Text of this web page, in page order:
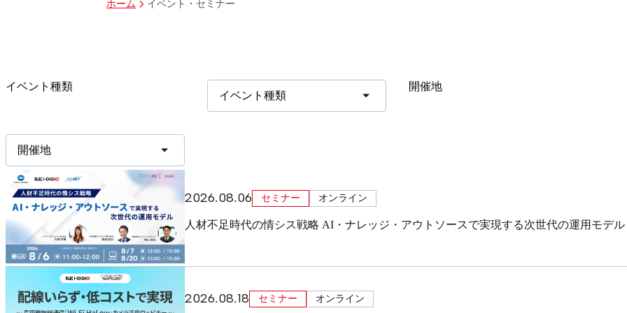
ホーム イベント・セミナー
イベント種類
イベント種類
開催地
開催地
2026.08.06 セミナー オンライン
人材不足時代の情シス戦略 AI・ナレッジ・アウトソースで実現する次世代の運用モデル
2026.08.18 セミナー オンライン